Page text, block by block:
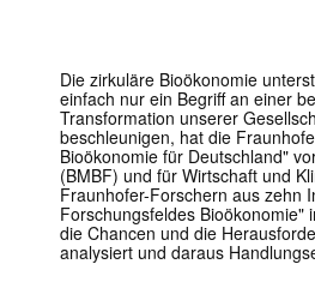
Die zirkuläre Bioökonomie
einfach nur ein Begriff an einer
Transformation unserer
beschleunigen, hat die
Bioökonomie für Deutschland"
(BMBF) und für Wirtschaft und
Fraunhofer-Forschern aus zehn
Forschungsfeldes
die Chancen und die
analysiert und daraus